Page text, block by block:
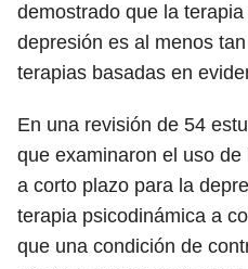
demostrado que la
depresión es al menos
terapias basadas en
En una revisión de 54
que examinaron el uso
a corto plazo para la
terapia psicodinámica a
que una condición de